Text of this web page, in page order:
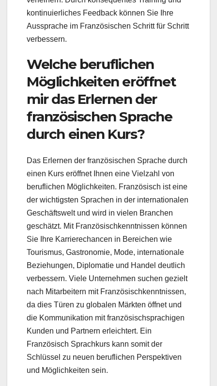
kontinuierliches Feedback können Sie Ihre
Aussprache im Französischen Schritt für Schritt
verbessern.
Welche beruflichen
Möglichkeiten eröffnet
mir das Erlernen der
französischen Sprache
durch einen Kurs?
Das Erlernen der französischen Sprache durch
einen Kurs eröffnet Ihnen eine Vielzahl von
beruflichen Möglichkeiten. Französisch ist eine
der wichtigsten Sprachen in der internationalen
Geschäftswelt und wird in vielen Branchen
geschätzt. Mit Französischkenntnissen können
Sie Ihre Karrierechancen in Bereichen wie
Tourismus, Gastronomie, Mode, internationale
Beziehungen, Diplomatie und Handel deutlich
verbessern. Viele Unternehmen suchen gezielt
nach Mitarbeitern mit Französischkenntnissen,
da dies Türen zu globalen Märkten öffnet und
die Kommunikation mit französischsprachigen
Kunden und Partnern erleichtert. Ein
Französisch Sprachkurs kann somit der
Schlüssel zu neuen beruflichen Perspektiven
und Möglichkeiten sein.